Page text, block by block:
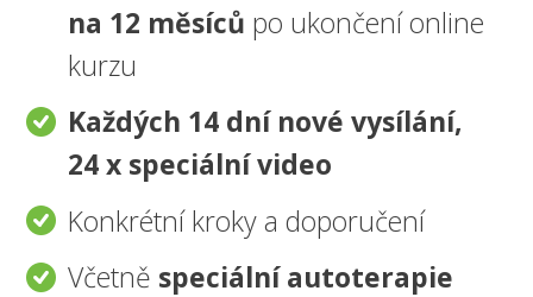
na 12 měsíců po ukončení online
kurzu
Každých 14 dní nové vysílání,
24 x speciální video
Konkrétní kroky a doporučení
Včetně speciální autoterapie